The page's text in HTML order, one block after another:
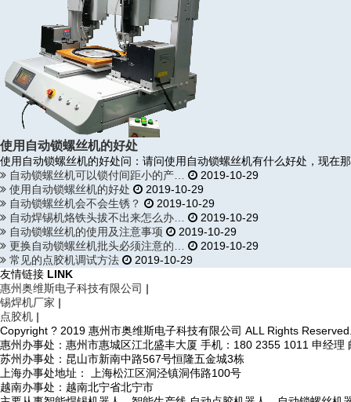
使用自动锁螺丝机的好处
使用自动锁螺丝机的好处问：请问使用自动锁螺丝机有什么好处，现在
自动锁螺丝机可以锁付间距小的产…
2019-10-29
使用自动锁螺丝机的好处
2019-10-29
自动锁螺丝机会不会生锈？
2019-10-29
自动焊锡机烙铁头拔不出来怎么办…
2019-10-29
自动锁螺丝机的使用及注意事项
2019-10-29
更换自动锁螺丝机批头必须注意的…
2019-10-29
常见的点胶机调试方法
2019-10-29
友情链接 LINK
惠州奥维斯电子科技有限公司 |
锡焊机厂家 |
点胶机 |
Copyright ? 2019 惠州市奥维斯电子科技有限公司 ALL Rights
惠州办事处：惠州市惠城区江北盛丰大厦 手机：180 2355 1011 申经理
苏州办事处：昆山市新南中路567号恒隆五金城3栋
上海办事处地址： 上海松江区洞泾镇洞伟路100号
越南办事处：越南北宁省北宁市